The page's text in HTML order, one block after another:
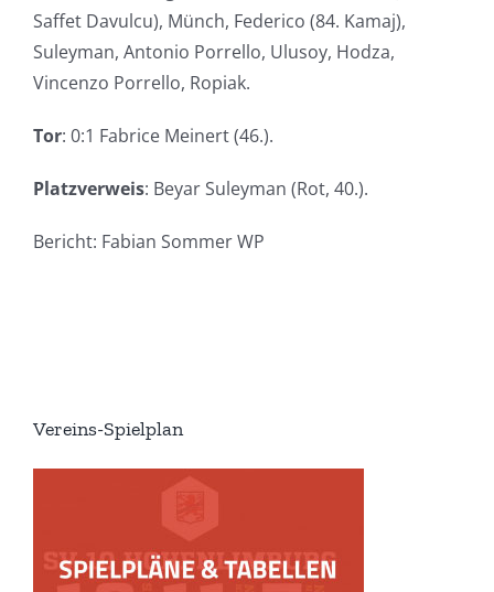
Saffet Davulcu), Münch, Federico (84. Kamaj),
Suleyman, Antonio Porrello, Ulusoy, Hodza,
Vincenzo Porrello, Ropiak.
Tor: 0:1 Fabrice Meinert (46.).
Platzverweis: Beyar Suleyman (Rot, 40.).
Bericht: Fabian Sommer WP
Vereins-Spielplan